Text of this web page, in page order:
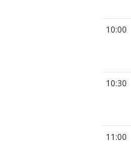
10:00
10:30
11:00